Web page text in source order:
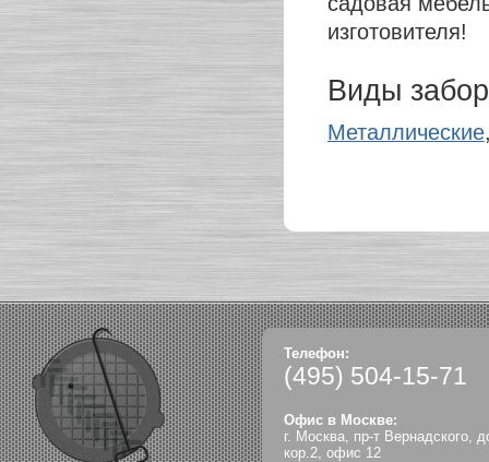
изготовителя!
Виды
Металлические
Телефон:
(495) 504-15-71
Офис в Москве:
г. Москва, пр-т Вернадского,
кор.2, офис 12